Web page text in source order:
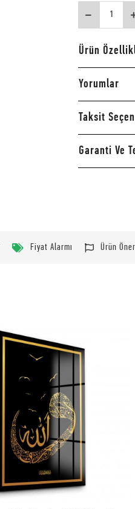
Ürün
Yorumlar
Taksit
Garanti Ve
Fiyat Alarmı Ürün